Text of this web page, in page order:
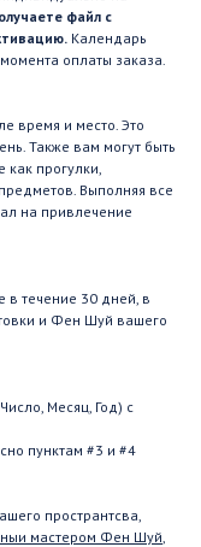
файл с
Календарь
оплаты заказа.
время и место. Это
Также вам могут быть
прогулки,
Выполняя все
на привлечение
в течение 30 дней, в
и Фен Шуй вашего
Месяц, Год) с
пунктам #3 и #4
пространтсва,
мастером Фен Шуй